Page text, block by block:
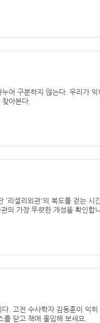
어 구분하지 않는다. 우리가
아본다.
'리셜리외관'의 복도를 걷는 시
의 가장 뚜렷한 개성을 확인합
. 고전 수사학자 김동훈이 익
닫고 책에 몰입해 보세요.